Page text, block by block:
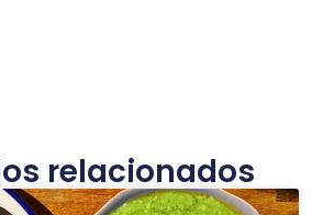
relacionados